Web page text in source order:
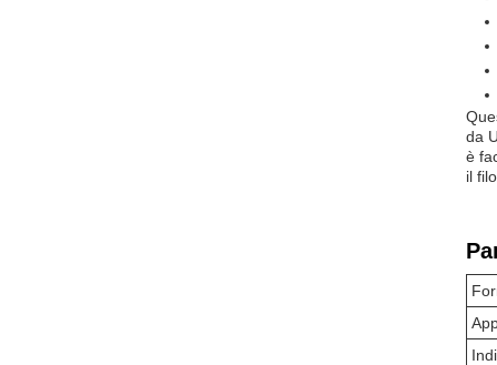
da
è
il